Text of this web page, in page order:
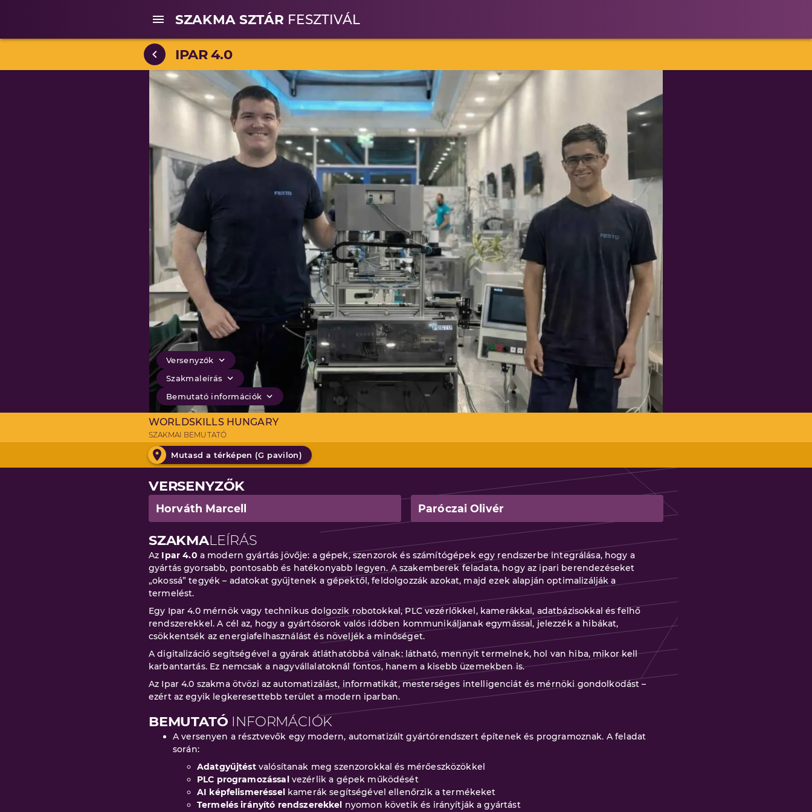
SZAKMA SZTÁR FESZTIVÁL
IPAR 4.0
Versenyzők
Szakmaleírás
Bemutató információk
WORLDSKILLS HUNGARY
SZAKMAI BEMUTATÓ
Mutasd a térképen (G pavilon)
VERSENYZŐK
Horváth Marcell Paróczai Olivér
SZAKMALEÍRÁS
Az Ipar 4.0 a modern gyártás jövője: a gépek, szenzorok és számítógépek egy rendszerbe integrálása, hogy a
gyártás gyorsabb, pontosabb és hatékonyabb legyen. A szakemberek feladata, hogy az ipari berendezéseket
„okossá” tegyék – adatokat gyűjtenek a gépektől, feldolgozzák azokat, majd ezek alapján optimalizálják a
termelést.
Egy Ipar 4.0 mérnök vagy technikus dolgozik robotokkal, PLC vezérlőkkel, kamerákkal, adatbázisokkal és felhő
rendszerekkel. A cél az, hogy a gyártósorok valós időben kommunikáljanak egymással, jelezzék a hibákat,
csökkentsék az energiafelhasználást és növeljék a minőséget.
A digitalizáció segítségével a gyárak átláthatóbbá válnak: látható, mennyit termelnek, hol van hiba, mikor kell
karbantartás. Ez nemcsak a nagyvállalatoknál fontos, hanem a kisebb üzemekben is.
Az Ipar 4.0 szakma ötvözi az automatizálást, informatikát, mesterséges intelligenciát és mérnöki gondolkodást –
ezért az egyik legkeresettebb terület a modern iparban.
BEMUTATÓ INFORMÁCIÓK
A versenyen a résztvevők egy modern, automatizált gyártórendszert építenek és programoznak. A feladat
során:
Adatgyűjtéstvalósítanak meg szenzorokkal és mérőeszközökkel
PLC programozássalvezérlik a gépek működését
AI képfelismerésselkamerák segítségével ellenőrzik a termékeket
Termelés irányító rendszerekkel nyomon követik és irányítják a gyártást